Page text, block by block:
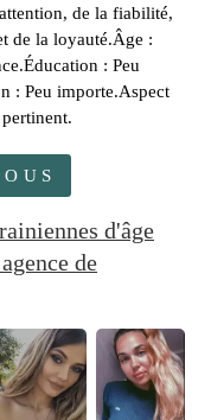
de la fiabilité,
de la loyauté.Âge :
: Peu
: Peu importe.Aspect
d'âge
de